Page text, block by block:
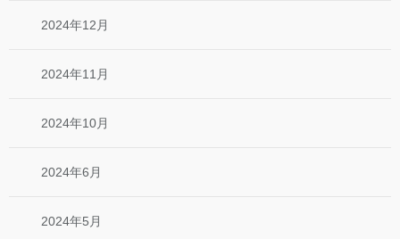
2024年12月
2024年11月
2024年10月
2024年6月
2024年5月